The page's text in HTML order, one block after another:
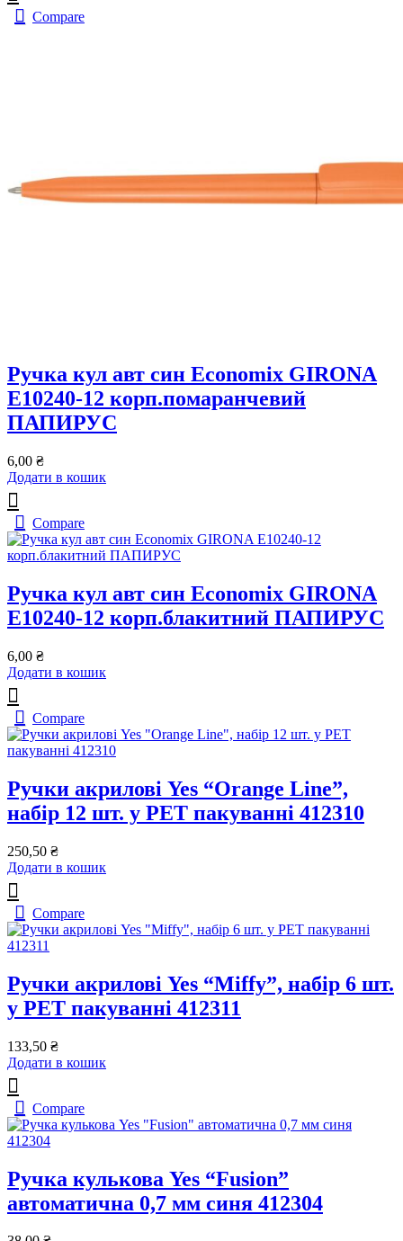
Compare
Ручка кул авт син Economix GIRONA
Е10240-12 корп.помаранчевий
ПАПИРУС
6,00 ₴
Додати в кошик
Compare
Ручка кул авт син Economix GIRONA
Е10240-12 корп.блакитний ПАПИРУС
6,00 ₴
Додати в кошик
Compare
Ручки акрилові Yes “Orange Line”,
набір 12 шт. у PET пакуванні 412310
250,50 ₴
Додати в кошик
Compare
Ручки акрилові Yes “Miffy”, набір 6 шт.
у PET пакуванні 412311
133,50 ₴
Додати в кошик
Compare
Ручка кулькова Yes “Fusion”
автоматична 0,7 мм синя 412304